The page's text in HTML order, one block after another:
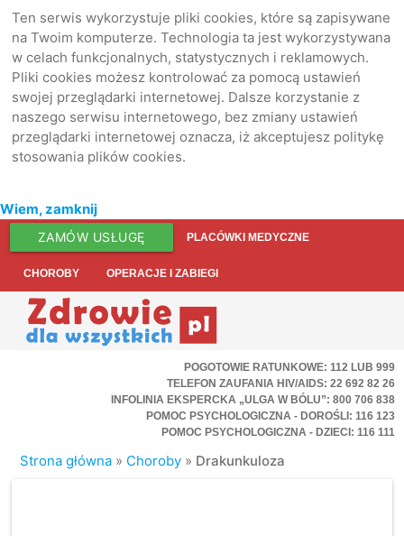
Ten serwis wykorzystuje pliki cookies, które są zapisywane
na Twoim komputerze. Technologia ta jest wykorzystywana
w celach funkcjonalnych, statystycznych i reklamowych.
Pliki cookies możesz kontrolować za pomocą ustawień
swojej przeglądarki internetowej. Dalsze korzystanie z
naszego serwisu internetowego, bez zmiany ustawień
przeglądarki internetowej oznacza, iż akceptujesz politykę
stosowania plików cookies.
Wiem, zamknij
ZAMÓW USŁUGĘ PLACÓWKI MEDYCZNE
CHOROBY OPERACJE I ZABIEGI
POGOTOWIE RATUNKOWE: 112 LUB 999
TELEFON ZAUFANIA HIV/AIDS: 22 692 82 26
INFOLINIA EKSPERCKA „ULGA W BÓLU”: 800 706 838
POMOC PSYCHOLOGICZNA - DOROŚLI: 116 123
POMOC PSYCHOLOGICZNA - DZIECI: 116 111
Strona główna » Choroby » Drakunkuloza